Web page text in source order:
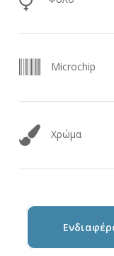
Microchip
Χρώμα